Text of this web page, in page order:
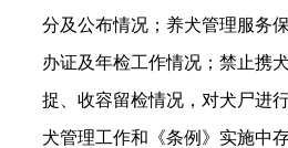
分及公布情况；养犬管理服务
办证及年检工作情况；禁止携
捉、收容留检情况，对犬尸进
犬管理工作和《条例》实施中